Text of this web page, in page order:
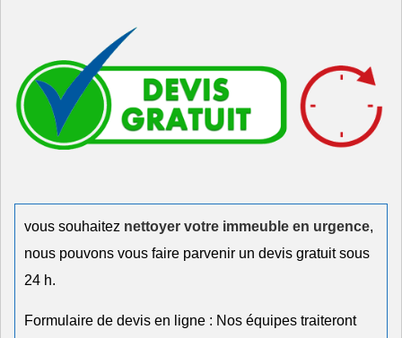
vous souhaitez nettoyer votre immeuble en urgence,
nous pouvons vous faire parvenir un devis gratuit sous
24 h.
Formulaire de devis en ligne : Nos équipes traiteront